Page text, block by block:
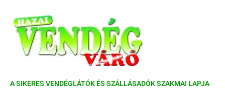
A SIKERES VENDÉGLÁTÓK ÉS SZÁLLÁSADÓK SZAKMAI LAPJA